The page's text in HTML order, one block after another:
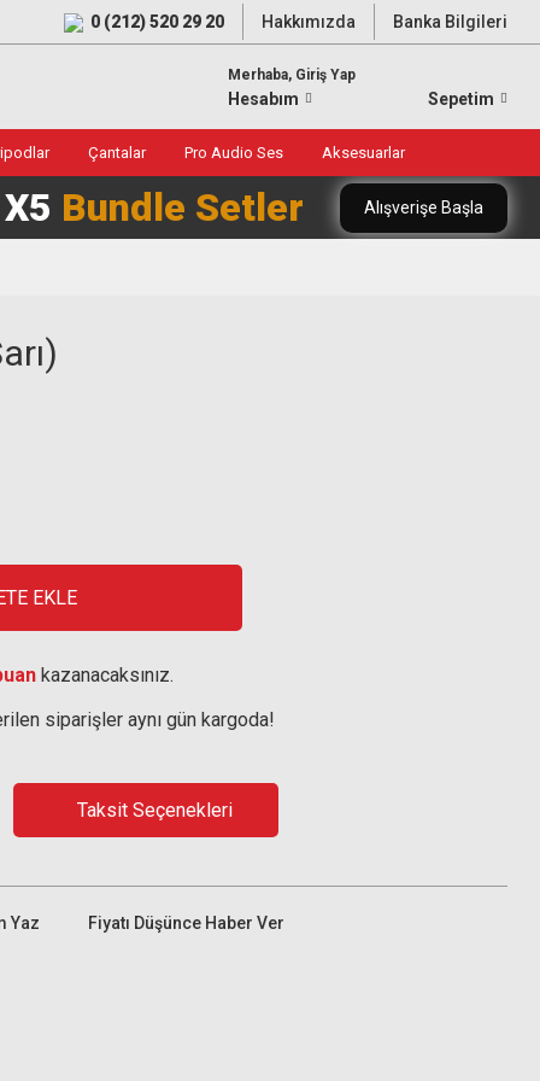
0 (212) 520 29 20 Hakkımızda Banka Bilgileri
Merhaba, Giriş Yap
Hesabım Sepetim
Çantalar Pro Audio Ses Aksesuarlar
Bundle Setler Alışverişe Başla
EKLE
kazanacaksınız.
siparişler aynı gün kargoda!
Taksit Seçenekleri
Yaz Fiyatı Düşünce Haber Ver